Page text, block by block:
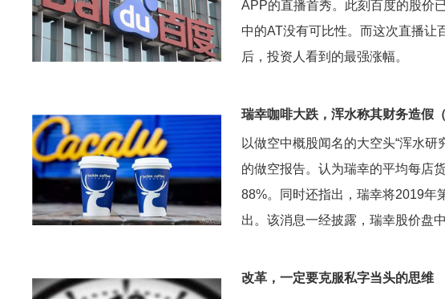
APP的直播首秀。此刻百度的股价
中的AT没有可比性。而这次直播让
后，投资人看到的最强涨幅。
瑞幸咖啡大跌，浑水称其财务造假
以做空中概股闻名的大空头“浑水研
的做空报告。认为瑞幸的平均每店
88%。同时还指出，瑞幸将2019年
出。该消息一经披露，瑞幸股价盘
改革，一定要克服私字当头的思维